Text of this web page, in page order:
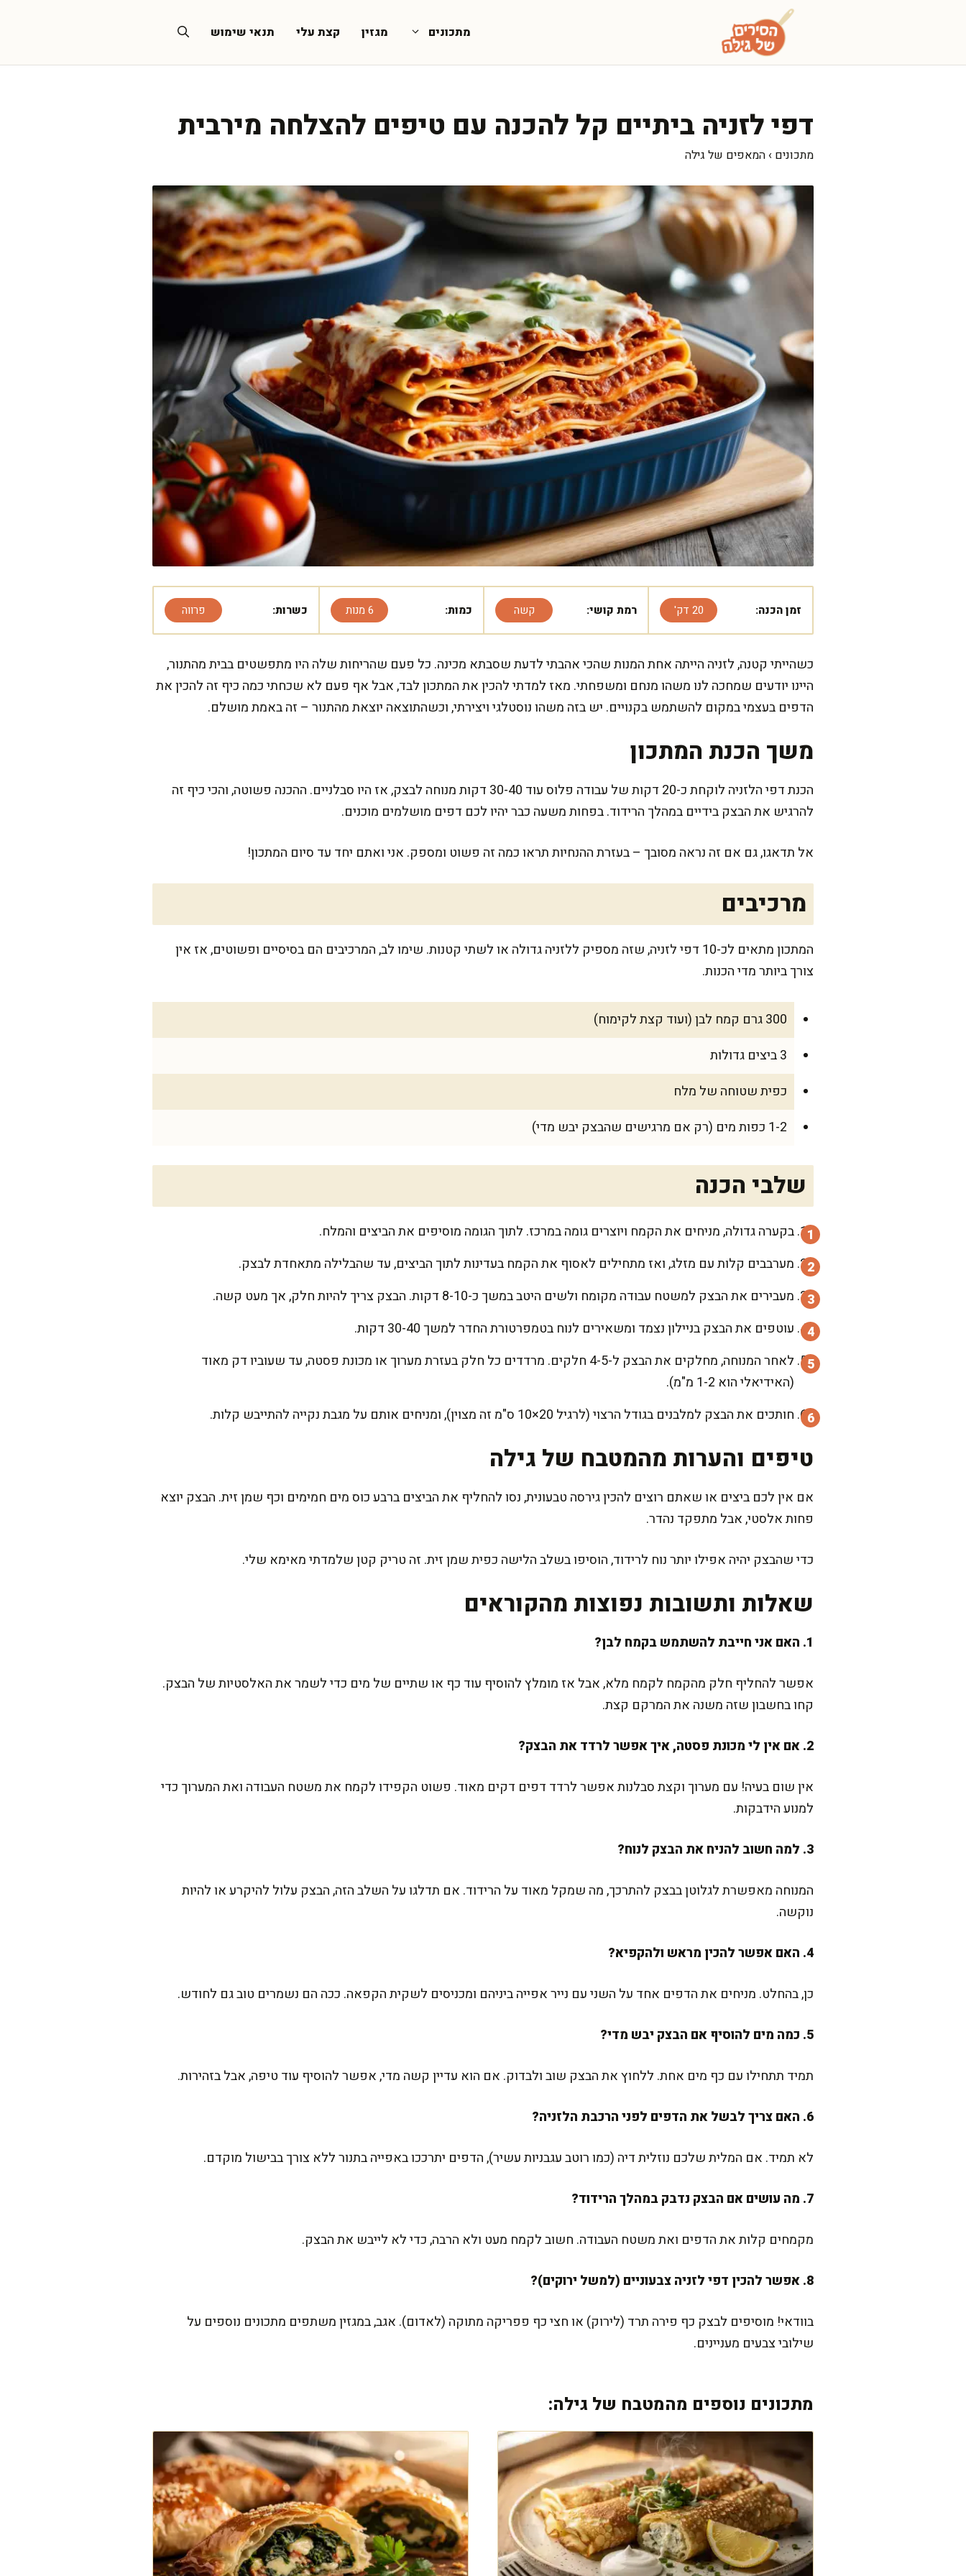
מתכונים מגזין קצת עלי תנאי שימוש
דפי לזניה ביתיים קל להכנה עם טיפים להצלחה מירבית
מתכונים › המאפים של גילה
זמן הכנה: 20 דק' רמת קושי: קשה כמות: 6 מנות כשרות: פרווה
כשהייתי קטנה, לזניה הייתה אחת המנות שהכי אהבתי לדעת שסבתא מכינה. כל פעם שהריחות שלה היו מתפשטים בבית מהתנור,
היינו יודעים שמחכה לנו משהו מנחם ומשפחתי. מאז למדתי להכין את המתכון לבד, אבל אף פעם לא שכחתי כמה כיף זה להכין את
הדפים בעצמי במקום להשתמש בקנויים. יש בזה משהו נוסטלגי ויצירתי, וכשהתוצאה יוצאת מהתנור – זה באמת מושלם.
משך הכנת המתכון
הכנת דפי הלזניה לוקחת כ-20 דקות של עבודה פלוס עוד 30-40 דקות מנוחה לבצק, אז היו סבלניים. ההכנה פשוטה, והכי כיף זה
להרגיש את הבצק בידיים במהלך הרידוד. בפחות משעה כבר יהיו לכם דפים מושלמים מוכנים.
אל תדאגו, גם אם זה נראה מסובך – בעזרת ההנחיות תראו כמה זה פשוט ומספק. אני ואתם יחד עד סיום המתכון!
מרכיבים
המתכון מתאים לכ-10 דפי לזניה, שזה מספיק ללזניה גדולה או לשתי קטנות. שימו לב, המרכיבים הם בסיסיים ופשוטים, אז אין
צורך ביותר מדי הכנות.
300 גרם קמח לבן (ועוד קצת לקימוח)
3 ביצים גדולות
כפית שטוחה של מלח
1-2 כפות מים (רק אם מרגישים שהבצק יבש מדי)
שלבי הכנה
בקערה גדולה, מניחים את הקמח ויוצרים גומה במרכז. לתוך הגומה מוסיפים את הביצים והמלח.
מערבבים קלות עם מזלג, ואז מתחילים לאסוף את הקמח בעדינות לתוך הביצים, עד שהבלילה מתאחדת לבצק.
מעבירים את הבצק למשטח עבודה מקומח ולשים היטב במשך כ-8-10 דקות. הבצק צריך להיות חלק, אך מעט קשה.
עוטפים את הבצק בניילון נצמד ומשאירים לנוח בטמפרטורת החדר למשך 30-40 דקות.
לאחר המנוחה, מחלקים את הבצק ל-4-5 חלקים. מרדדים כל חלק בעזרת מערוך או מכונת פסטה, עד שעוביו דק מאוד
(האידיאלי הוא 1-2 מ"מ).
חותכים את הבצק למלבנים בגודל הרצוי (לרגיל 20×10 ס"מ זה מצוין), ומניחים אותם על מגבת נקייה להתייבש קלות.
טיפים והערות מהמטבח של גילה
אם אין לכם ביצים או שאתם רוצים להכין גירסה טבעונית, נסו להחליף את הביצים ברבע כוס מים חמימים וכף שמן זית. הבצק יוצא
פחות אלסטי, אבל מתפקד נהדר.
כדי שהבצק יהיה אפילו יותר נוח לרידוד, הוסיפו בשלב הלישה כפית שמן זית. זה טריק קטן שלמדתי מאימא שלי.
שאלות ותשובות נפוצות מהקוראים
1. האם אני חייבת להשתמש בקמח לבן?
אפשר להחליף חלק מהקמח לקמח מלא, אבל אז מומלץ להוסיף עוד כף או שתיים של מים כדי לשמר את האלסטיות של הבצק.
קחו בחשבון שזה משנה את המרקם קצת.
2. אם אין לי מכונת פסטה, איך אפשר לרדד את הבצק?
אין שום בעיה! עם מערוך וקצת סבלנות אפשר לרדד דפים דקים מאוד. פשוט הקפידו לקמח את משטח העבודה ואת המערוך כדי
למנוע הידבקות.
3. למה חשוב להניח את הבצק לנוח?
המנוחה מאפשרת לגלוטן בבצק להתרכך, מה שמקל מאוד על הרידוד. אם תדלגו על השלב הזה, הבצק עלול להיקרע או להיות
נוקשה.
4. האם אפשר להכין מראש ולהקפיא?
כן, בהחלט. מניחים את הדפים אחד על השני עם נייר אפייה ביניהם ומכניסים לשקית הקפאה. ככה הם נשמרים טוב גם לחודש.
5. כמה מים להוסיף אם הבצק יבש מדי?
תמיד תתחילו עם כף מים אחת. ללחוץ את הבצק שוב ולבדוק. אם הוא עדיין קשה מדי, אפשר להוסיף עוד טיפה, אבל בזהירות.
6. האם צריך לבשל את הדפים לפני הרכבת הלזניה?
לא תמיד. אם המלית שלכם נוזלית דיה (כמו רוטב עגבניות עשיר), הדפים יתרככו באפייה בתנור ללא צורך בבישול מוקדם.
7. מה עושים אם הבצק נדבק במהלך הרידוד?
מקמחים קלות את הדפים ואת משטח העבודה. חשוב לקמח מעט ולא הרבה, כדי לא לייבש את הבצק.
8. אפשר להכין דפי לזניה צבעוניים (למשל ירוקים)?
בוודאי! מוסיפים לבצק כף פירה תרד (לירוק) או חצי כף פפריקה מתוקה (לאדום). אגב, במגזין משתפים מתכונים נוספים על
שילובי צבעים מעניינים.
מתכונים נוספים מהמטבח של גילה: